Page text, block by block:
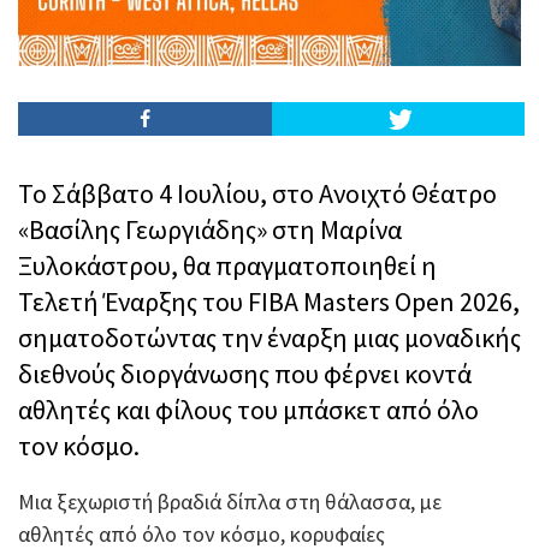
Το Σάββατο 4 Ιουλίου, στο Ανοιχτό Θέατρο
«Βασίλης Γεωργιάδης» στη Μαρίνα
Ξυλοκάστρου, θα πραγματοποιηθεί η
Τελετή Έναρξης του FIBA Masters Open 2026,
σηματοδοτώντας την έναρξη μιας μοναδικής
διεθνούς διοργάνωσης που φέρνει κοντά
αθλητές και φίλους του μπάσκετ από όλο
τον κόσμο.
Μια ξεχωριστή βραδιά δίπλα στη θάλασσα, με
αθλητές από όλο τον κόσμο, κορυφαίες